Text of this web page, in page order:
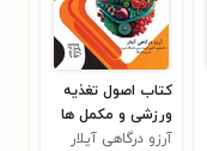
کتاب اصول تغذیه
ورزشی و مکمل ها
آرزو درگاهی آیلار